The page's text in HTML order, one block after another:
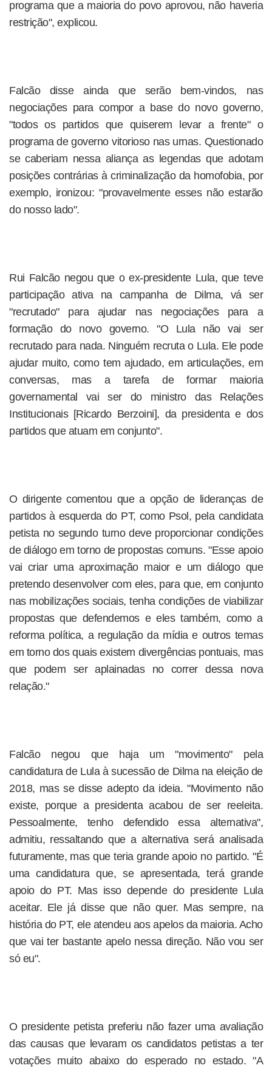
programa que a maioria do povo aprovou, não haveria
restrição", explicou.
Falcão disse ainda que serão bem-vindos, nas
negociações para compor a base do novo governo,
"todos os partidos que quiserem levar a frente" o
programa de governo vitorioso nas urnas. Questionado
se caberiam nessa aliança as legendas que adotam
posições contrárias à criminalização da homofobia, por
exemplo, ironizou: "provavelmente esses não estarão
do nosso lado".
Rui Falcão negou que o ex-presidente Lula, que teve
participação ativa na campanha de Dilma, vá ser
"recrutado" para ajudar nas negociações para a
formação do novo governo. "O Lula não vai ser
recrutado para nada. Ninguém recruta o Lula. Ele pode
ajudar muito, como tem ajudado, em articulações, em
conversas, mas a tarefa de formar maioria
governamental vai ser do ministro das Relações
Institucionais [Ricardo Berzoini], da presidenta e dos
partidos que atuam em conjunto".
O dirigente comentou que a opção de lideranças de
partidos à esquerda do PT, como Psol, pela candidata
petista no segundo turno deve proporcionar condições
de diálogo em torno de propostas comuns. "Esse apoio
vai criar uma aproximação maior e um diálogo que
pretendo desenvolver com eles, para que, em conjunto
nas mobilizações sociais, tenha condições de viabilizar
propostas que defendemos e eles também, como a
reforma política, a regulação da mídia e outros temas
em torno dos quais existem divergências pontuais, mas
que podem ser aplainadas no correr dessa nova
relação."
Falcão negou que haja um "movimento" pela
candidatura de Lula à sucessão de Dilma na eleição de
2018, mas se disse adepto da ideia. "Movimento não
existe, porque a presidenta acabou de ser reeleita.
Pessoalmente, tenho defendido essa alternativa",
admitiu, ressaltando que a alternativa será analisada
futuramente, mas que teria grande apoio no partido. "É
uma candidatura que, se apresentada, terá grande
apoio do PT. Mas isso depende do presidente Lula
aceitar. Ele já disse que não quer. Mas sempre, na
história do PT, ele atendeu aos apelos da maioria. Acho
que vai ter bastante apelo nessa direção. Não vou ser
só eu".
O presidente petista preferiu não fazer uma avaliação
das causas que levaram os candidatos petistas a ter
votações muito abaixo do esperado no estado. "A